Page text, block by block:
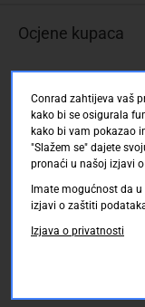
Ocjene kupaca
Conrad zahtijeva vaš
kako bi se osigurala
kako bi vam pokazao
"Slažem se" dajete
pronaći u našoj izjavi
Imate mogućnost da
izjavi o zaštiti
Izjava o privatnosti